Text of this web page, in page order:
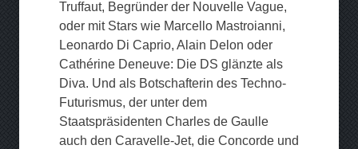
Truffaut, Begründer der Nouvelle Vague,
oder mit Stars wie Marcello Mastroianni,
Leonardo Di Caprio, Alain Delon oder
Cathérine Deneuve: Die DS glänzte als
Diva. Und als Botschafterin des Techno-
Futurismus, der unter dem
Staatspräsidenten Charles de Gaulle
auch den Caravelle-Jet, die Concorde und